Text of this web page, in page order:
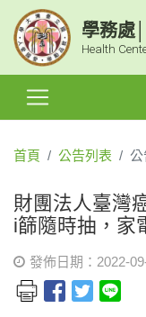
學務處
Health
首頁 公告列表
財團法人臺灣
i篩隨時抽，家
發佈日期：2022-